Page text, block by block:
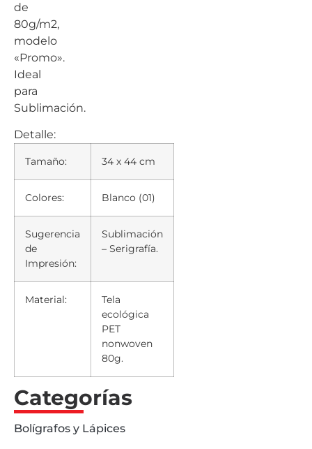
de
80g/m2,
modelo
«Promo».
Ideal
para
Sublimación.
Detalle:
Tamaño: 34 x 44 cm
Colores: Blanco (01)
Sugerencia
de
Impresión:
Sublimación
– Serigrafía.
Material:
Tela
ecológica
PET
nonwoven
80g.
Categorías
Bolígrafos y Lápices